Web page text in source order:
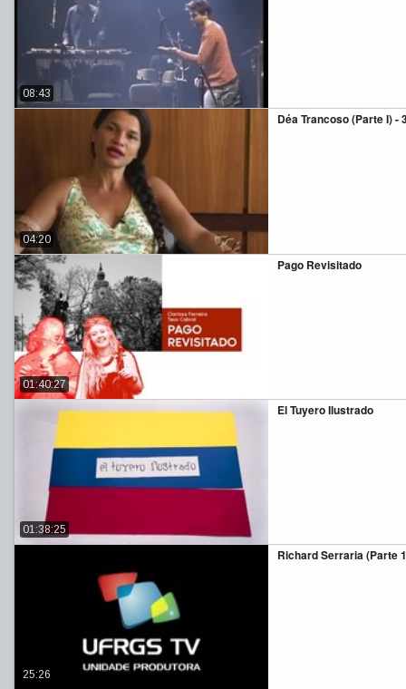
08:43
Déa Trancoso (Parte I) -
04:20
Pago Revisitado
01:40:27
El Tuyero Ilustrado
01:38:25
Richard Serraria (Parte
25:26